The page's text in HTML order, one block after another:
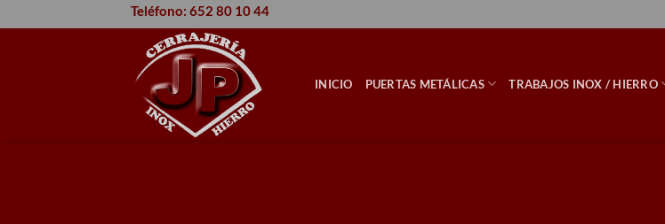
al
Teléfono: 652 80 10 44
INICIO PUERTAS METÁLICAS TRABAJOS INOX / HIERRO